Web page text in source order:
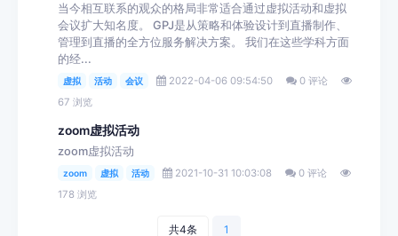
当今相互联系的观众的格局非常适合通过虚拟活动和虚拟
会议扩大知名度。 GPJ是从策略和体验设计到直播制作、
管理到直播的全方位服务解决方案。 我们在这些学科方面
的经...
虚拟 活动 会议 2022-04-06 09:54:50
0 评论
67 浏览
zoom虚拟活动
zoom虚拟活动
zoom 虚拟 活动 2021-10-31 10:03:08
0 评论
178 浏览
共4条 1